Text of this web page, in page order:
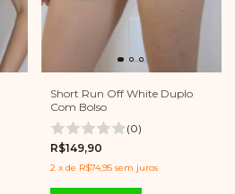
Short Run Off White Duplo
Com Bolso
(0)
R$149,90
2 x de R$74,95 sem juros